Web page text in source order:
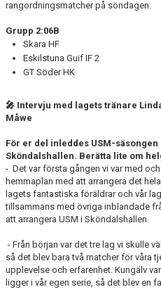
rangordningsmatcher på söndagen.
Grupp 2:06B
Skara HF
Eskilstuna Guif IF 2
GT Söder HK
🎤 Intervju med lagets tränare
Måwe
För er del inleddes USM-
Sköndalshallen. Berätta lite om
- Det var första gången vi var med
hemmaplan med att arrangera det
lagets fantastiska föräldrar och vår
tillsammans med övriga inblandade
att arrangera USM i Sköndalshallen.
- Från början var det tre lag vi skulle
så det blev bara två matcher för våra
upplevelse och erfarenhet. Kungälv
ligger i vår egen serie, så det blev en